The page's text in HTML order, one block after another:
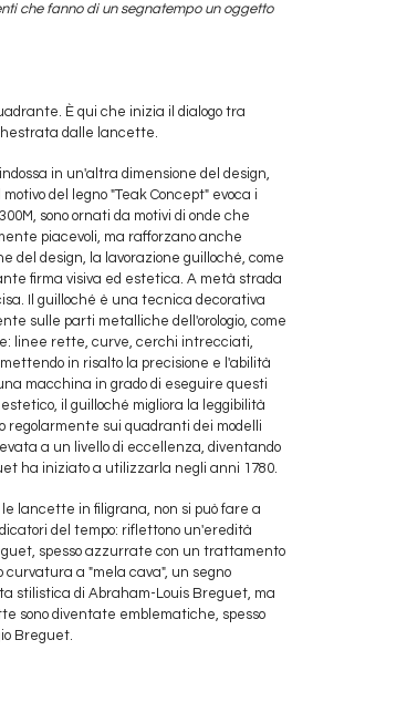
che fanno di un segnatempo un oggetto
È qui che inizia il dialogo tra
dalle lancette.
in un'altra dimensione del design,
del legno "Teak Concept" evoca i
sono ornati da motivi di onde che
piacevoli, ma rafforzano anche
del design, la lavorazione guilloché, come
firma visiva ed estetica. A metà strada
Il guilloché è una tecnica decorativa
sulle parti metalliche dell'orologio, come
linee rette, curve, cerchi intrecciati,
in risalto la precisione e l'abilità
macchina in grado di eseguire questi
il guilloché migliora la leggibilità
regolarmente sui quadranti dei modelli
a un livello di eccellenza, diventando
ha iniziato a utilizzarla negli anni 1780.
lancette in filigrana, non si può fare a
del tempo: riflettono un'eredità
spesso azzurrate con un trattamento
curvatura a "mela cava", un segno
stilistica di Abraham-Louis Breguet, ma
sono diventate emblematiche, spesso
Breguet.